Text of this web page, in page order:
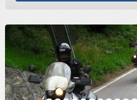
CLUBINFO
TERMINE
ACCESSORIES